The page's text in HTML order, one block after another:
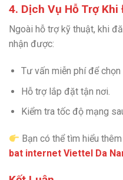
4. Dịch Vụ Hỗ Trợ Khi
Ngoài hỗ trợ kỹ thuật, khi
nhận được:
Tư vấn miễn phí để chọn
Hỗ trợ lắp đặt tận nơi.
Kiểm tra tốc độ mạng
Bạn có thể tìm hiểu
bat internet Viettel Da